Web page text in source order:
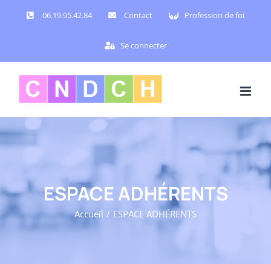
06.19.95.42.84 Contact Profession de foi
Se connecter
ESPACE ADHÉRENTS
Accueil ESPACE ADHÉRENTS